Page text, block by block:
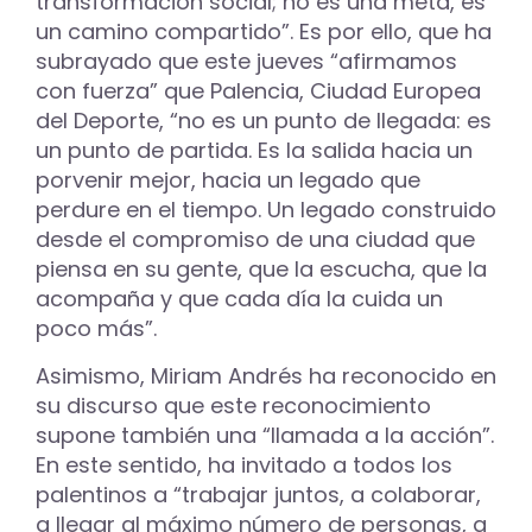
un camino compartido”. Es por ello, que ha
subrayado que este jueves “afirmamos
con fuerza” que Palencia, Ciudad Europea
del Deporte, “no es un punto de llegada: es
un punto de partida. Es la salida hacia un
porvenir mejor, hacia un legado que
perdure en el tiempo. Un legado construido
desde el compromiso de una ciudad que
piensa en su gente, que la escucha, que la
acompaña y que cada día la cuida un
poco más”.
Asimismo, Miriam Andrés ha reconocido en
su discurso que este reconocimiento
supone también una “llamada a la acción”.
En este sentido, ha invitado a todos los
palentinos a “trabajar juntos, a colaborar,
a llegar al máximo número de personas, a